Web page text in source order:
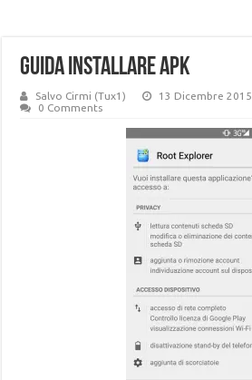
Guida installare APK
Salvo Cirmi (Tux1)
13 Dicembre 2015
0 Comments